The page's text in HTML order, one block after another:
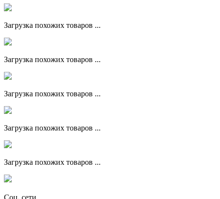
Загрузка похожих товаров ...
Загрузка похожих товаров ...
Загрузка похожих товаров ...
Загрузка похожих товаров ...
Загрузка похожих товаров ...
Соц. сети